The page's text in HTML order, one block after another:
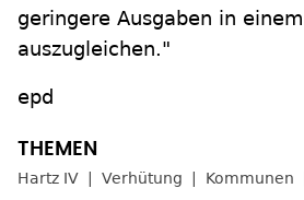
geringere Ausgaben in
auszugleichen."
epd
Hartz IV Verhütung Kommunen